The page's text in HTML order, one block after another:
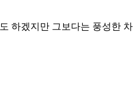
하겠지만 그보다는 풍성한 차